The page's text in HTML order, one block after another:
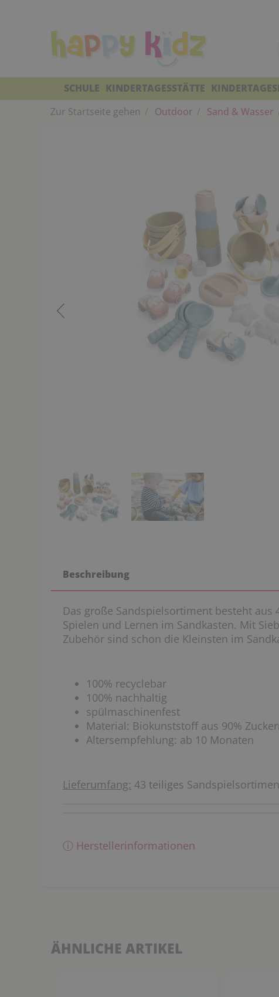
SCHULE KINDERTAGESSTÄTTE
Zur Startseite gehen
Outdoor Sand & Wasser
Beschreibung
Das große Sandspielsortiment besteht aus
Spielen und Lernen im Sandkasten. Mit
Zubehör sind schon die Kleinsten im
100% recyclebar
100% nachhaltig
spülmaschinenfest
Material: Biokunststoff aus 90%
Altersempfehlung: ab 10 Monaten
Lieferumfang: 43 teiliges
ⓘ Herstellerinformationen
ÄHNLICHE ARTIKEL